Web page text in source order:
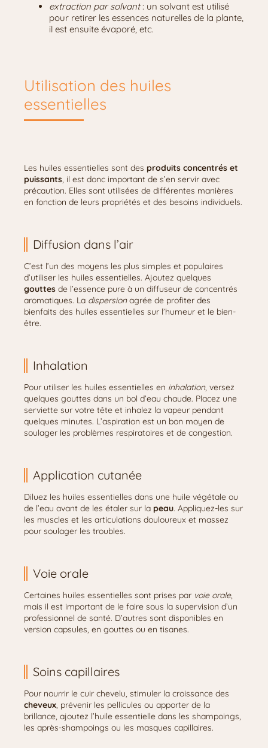
extraction par solvant: un solvant est utilisé
pour retirer les essences naturelles de la plante,
il est ensuite évaporé, etc.
Utilisation des huiles
essentielles
Les huiles essentielles sont des produits concentrés et
puissants, il est donc important de s’en servir avec
précaution. Elles sont utilisées de différentes manières
en fonction de leurs propriétés et des besoins individuels.
Diffusion dans l’air
C’est l’un des moyens les plus simples et populaires
d’utiliser les huiles essentielles. Ajoutez quelques
gouttes de l’essence pure à un diffuseur de concentrés
aromatiques. La dispersionagrée de profiter des
bienfaits des huiles essentielles sur l’humeur et le bien-
être.
Inhalation
Pour utiliser les huiles essentielles en inhalation, versez
quelques gouttes dans un bol d’eau chaude. Placez une
serviette sur votre tête et inhalez la vapeur pendant
quelques minutes. L’aspiration est un bon moyen de
soulager les problèmes respiratoires et de congestion.
Application cutanée
Diluez les huiles essentielles dans une huile végétale ou
de l’eau avant de les étaler sur la peau. Appliquez-les sur
les muscles et les articulations douloureux et massez
pour soulager les troubles.
Voie orale
Certaines huiles essentielles sont prises par voie orale,
mais il est important de le faire sous la supervision d’un
professionnel de santé. D’autres sont disponibles en
version capsules, en gouttes ou en tisanes.
Soins capillaires
Pour nourrir le cuir chevelu, stimuler la croissance des
cheveux, prévenir les pellicules ou apporter de la
brillance, ajoutez l’huile essentielle dans les shampoings,
les après-shampoings ou les masques capillaires.